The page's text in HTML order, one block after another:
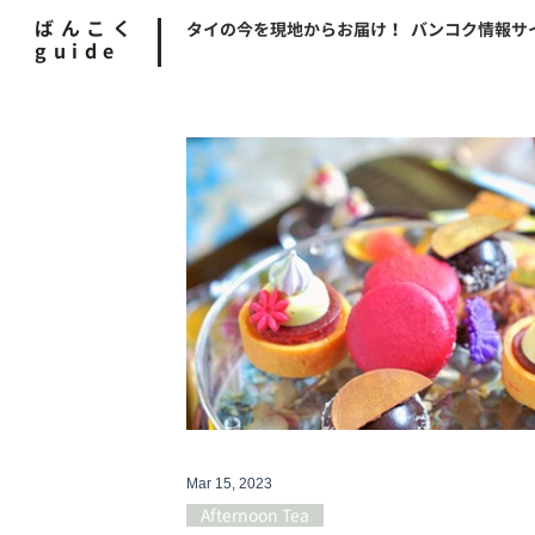
ばんこく
guide
タイの今を現地からお届け！ バンコク情報サ
Afternoon Tea
Mar 15, 2023